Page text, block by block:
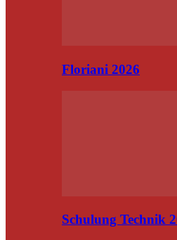
Floriani 2026
Schulung Technik